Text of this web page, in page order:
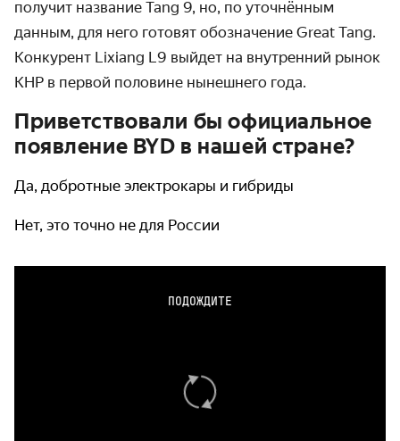
получит название Tang 9, но, по уточнённым
данным, для него готовят обозначение Great Tang.
Конкурент Lixiang L9 выйдет на внутренний рынок
КНР в первой половине нынешнего года.
Приветствовали бы официальное
появление BYD в нашей стране?
Да, добротные электрокары и гибриды
Нет, это точно не для России
ПОДОЖДИТЕ